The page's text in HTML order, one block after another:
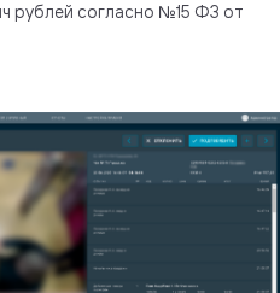
рублей согласно №15 ФЗ от